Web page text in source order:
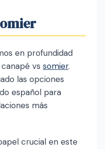
en profundidad
vs somier.
las opciones
español para
más
crucial en este